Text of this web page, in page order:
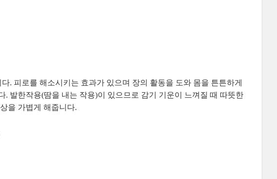
. 피로를 해소시키는 효과가 있으며 장의 활동을 도와 몸을 튼튼하게
발한작용(땀을 내는 작용)이 있으므로 감기 기운이 느껴질 때 따뜻한
을 가볍게 해줍니다.